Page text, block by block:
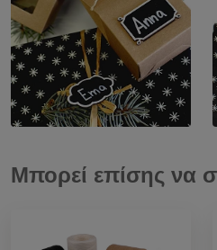
Μπορεί επίσης να